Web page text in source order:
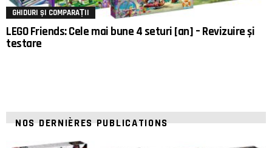
GHIDURI ȘI COMPARAȚII
LEGO Friends: Cele mai bune 4 seturi [an] – Revizuire și
testare
NOS DERNIÈRES PUBLICATIONS